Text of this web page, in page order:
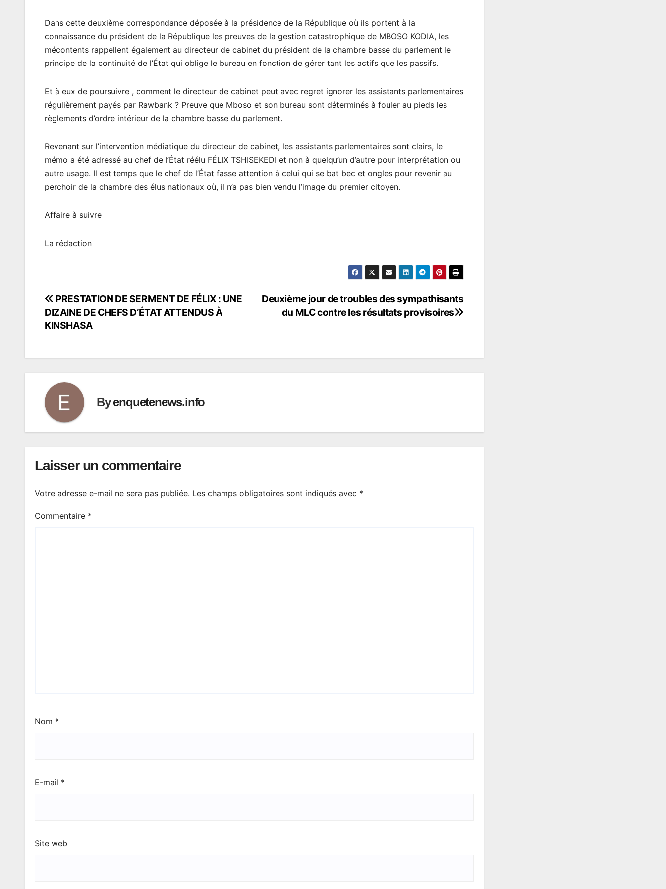
Dans cette deuxième correspondance déposée à la présidence de la République où ils portent à la
connaissance du président de la République les preuves de la gestion catastrophique de MBOSO KODIA, les
mécontents rappellent également au directeur de cabinet du président de la chambre basse du parlement le
principe de la continuité de l’État qui oblige le bureau en fonction de gérer tant les actifs que les passifs.
Et à eux de poursuivre , comment le directeur de cabinet peut avec regret ignorer les assistants parlementaires
régulièrement payés par Rawbank ? Preuve que Mboso et son bureau sont déterminés à fouler au pieds les
règlements d’ordre intérieur de la chambre basse du parlement.
Revenant sur l’intervention médiatique du directeur de cabinet, les assistants parlementaires sont clairs, le
mémo a été adressé au chef de l’État réélu FÉLIX TSHISEKEDI et non à quelqu’un d’autre pour interprétation ou
autre usage. Il est temps que le chef de l’État fasse attention à celui qui se bat bec et ongles pour revenir au
perchoir de la chambre des élus nationaux où, il n’a pas bien vendu l’image du premier citoyen.
Affaire à suivre
La rédaction
Navigation
de
Deuxième jour de troubles des sympathisants
du MLC contre les résultats provisoires
PRESTATION DE SERMENT DE FÉLIX : UNE
DIZAINE DE CHEFS D’ÉTAT ATTENDUS À
KINSHASA
Byenquetenews.info
Laisser un commentaire
Votre adresse e-mail ne sera pas publiée. Les champs obligatoires sont indiqués avec *
Commentaire *
Nom *
E-mail *
Site web